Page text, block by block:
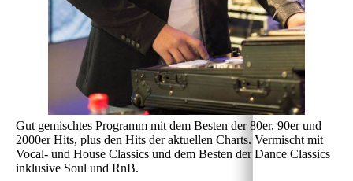
Gut gemischtes Programm mit dem Besten der 80er, 90er und
2000er Hits, plus den Hits der aktuellen Charts. Vermischt mit
Vocal- und House Classics und dem Besten der Dance Classics
inklusive Soul und RnB.